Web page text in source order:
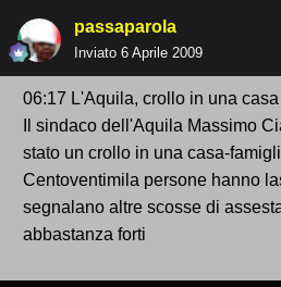
passaparola
Inviato 6 Aprile 2009
06:17 L'Aquila, crollo in una
Il sindaco dell'Aquila Massimo
stato un crollo in una casa-
Centoventimila persone hanno
segnalano altre scosse di
abbastanza forti